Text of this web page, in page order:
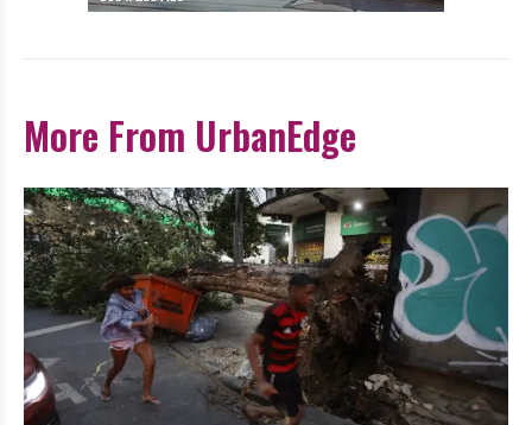
More From UrbanEdge